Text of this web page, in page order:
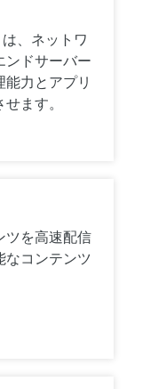
、ネットワ
ンドサーバー
力とアプリ
ます。
ツを高速配信
なコンテンツ